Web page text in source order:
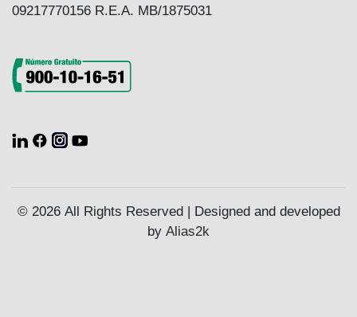
09217770156 R.E.A. MB/1875031
© 2026 All Rights Reserved | Designed and developed
by Alias2k